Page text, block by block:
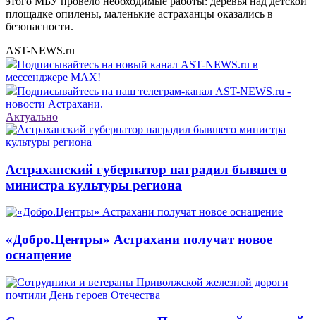
площадке опилены, маленькие астраханцы оказались в
безопасности.
AST-NEWS.ru
Подписывайтесь на новый канал AST-NEWS.ru в
мессенджере MAX!
Подписывайтесь на наш телеграм-канал AST-NEWS.ru -
новости Астрахани.
Актуально
Астраханский губернатор наградил бывшего
министра культуры региона
«Добро.Центры» Астрахани получат новое
оснащение